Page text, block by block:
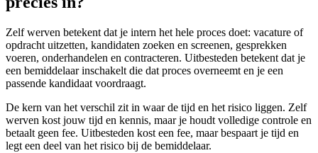
Zelf werven betekent dat je intern het hele proces doet: vacature of
opdracht uitzetten, kandidaten zoeken en screenen, gesprekken
voeren, onderhandelen en contracteren. Uitbesteden betekent dat je
een bemiddelaar inschakelt die dat proces overneemt en je een
passende kandidaat voordraagt.
De kern van het verschil zit in waar de tijd en het risico liggen. Zelf
werven kost jouw tijd en kennis, maar je houdt volledige controle en
betaalt geen fee. Uitbesteden kost een fee, maar bespaart je tijd en
legt een deel van het risico bij de bemiddelaar.